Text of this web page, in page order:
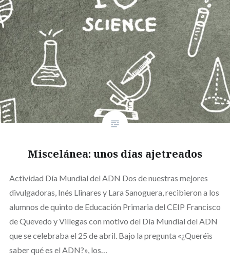
Miscelánea: unos días ajetreados
Actividad Día Mundial del ADN Dos de nuestras mejores
divulgadoras, Inés Llinares y Lara Sanoguera, recibieron a los
alumnos de quinto de Educación Primaria del CEIP Francisco
de Quevedo y Villegas con motivo del Día Mundial del ADN
que se celebraba el 25 de abril. Bajo la pregunta «¿Queréis
saber qué es el ADN?», los…